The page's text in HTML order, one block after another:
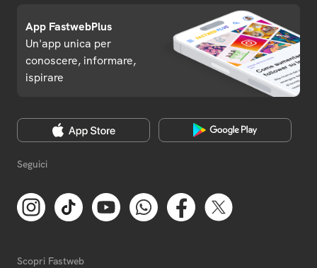
App FastwebPlus
Un'app unica per
conoscere, informare,
ispirare
Seguici
Scopri Fastweb